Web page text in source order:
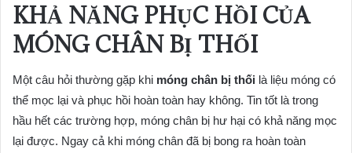
KHẢ NĂNG PHỤC HỒI CỦA
MÓNG CHÂN BỊ THỐI
Một câu hỏi thường gặp khi móng chân bị thối là liệu móng có
thể mọc lại và phục hồi hoàn toàn hay không. Tin tốt là trong
hầu hết các trường hợp, móng chân bị hư hại có khả năng mọc
lại được. Ngay cả khi móng chân đã bị bong ra hoàn toàn